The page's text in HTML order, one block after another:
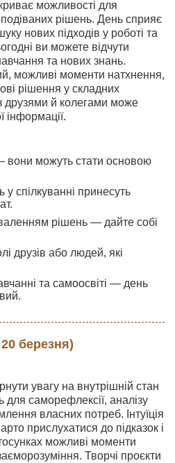
можливості для
рішень. День сприяє
нових підходів у роботі та
ви можете відчути
та нових знань.
можливі моменти натхнення,
рішення у складних
друзями й колегами може
інформації.
вони можуть стати основою
у спілкуванні принесуть
рішень — дайте собі
друзів або людей, які
та самоосвіті — день
березня)
увагу на внутрішній стан
для саморефлексії, аналізу
власних потреб. Інтуїція
прислухатися до підказок і
можливі моменти
Творчі проєкти